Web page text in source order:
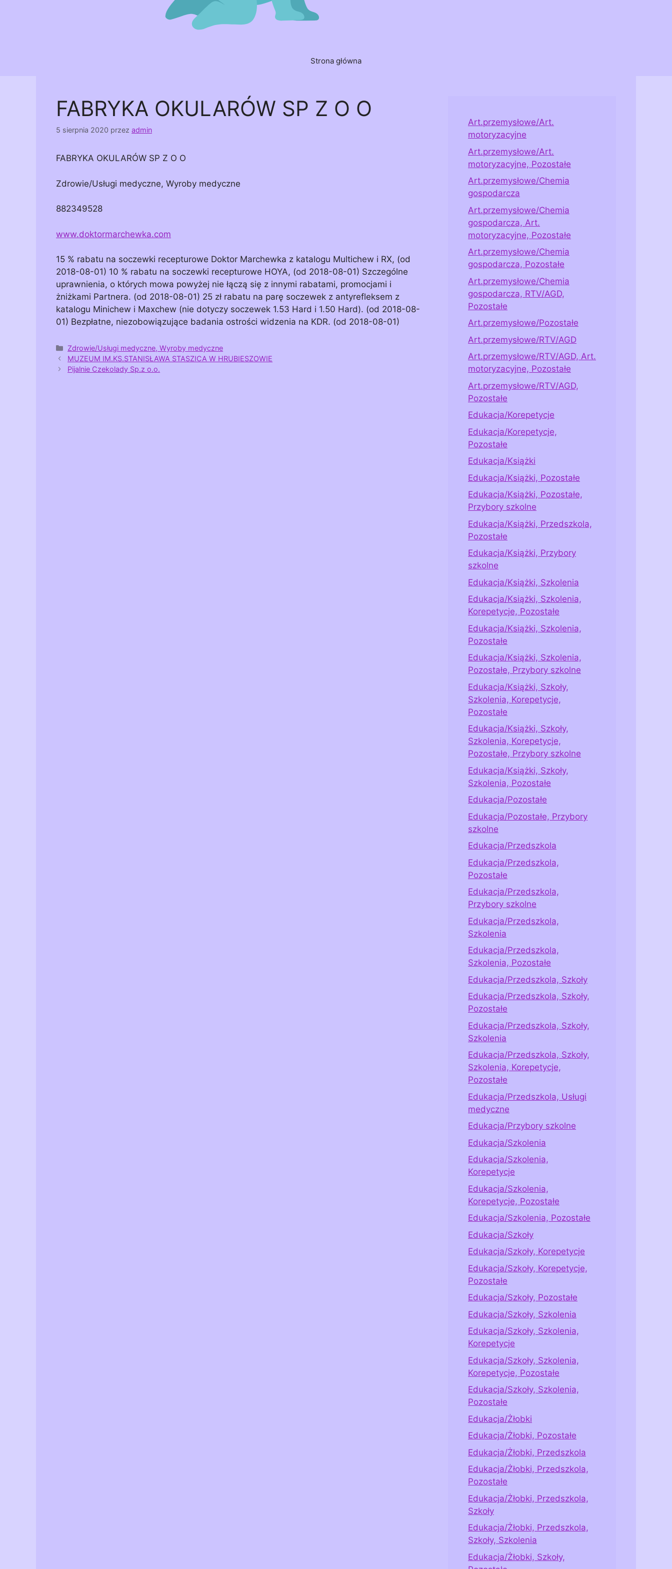
Strona główna
FABRYKA OKULARÓW SP Z O O
5 sierpnia 2020 przez admin
FABRYKA OKULARÓW SP Z O O
Zdrowie/Usługi medyczne, Wyroby medyczne
882349528
www.doktormarchewka.com
15 % rabatu na soczewki recepturowe Doktor Marchewka z katalogu Multichew i RX, (od
2018-08-01) 10 % rabatu na soczewki recepturowe HOYA, (od 2018-08-01) Szczególne
uprawnienia, o których mowa powyżej nie łączą się z innymi rabatami, promocjami i
żniżkami Partnera. (od 2018-08-01) 25 zł rabatu na parę soczewek z antyrefleksem z
katalogu Minichew i Maxchew (nie dotyczy soczewek 1.53 Hard i 1.50 Hard). (od 2018-08-
01) Bezpłatne, niezobowiązujące badania ostrości widzenia na KDR. (od 2018-08-01)
Kategorie
Zdrowie/Usługi medyczne, Wyroby medyczne
MUZEUM IM.KS.STANISŁAWA STASZICA W HRUBIESZOWIE
Pijalnie Czekolady Sp.z o.o.
Art.przemysłowe/Art.
motoryzacyjne
Art.przemysłowe/Art.
motoryzacyjne, Pozostałe
Art.przemysłowe/Chemia
gospodarcza
Art.przemysłowe/Chemia
gospodarcza, Art.
motoryzacyjne, Pozostałe
Art.przemysłowe/Chemia
gospodarcza, Pozostałe
Art.przemysłowe/Chemia
gospodarcza, RTV/AGD,
Pozostałe
Art.przemysłowe/Pozostałe
Art.przemysłowe/RTV/AGD
Art.przemysłowe/RTV/AGD, Art.
motoryzacyjne, Pozostałe
Art.przemysłowe/RTV/AGD,
Pozostałe
Edukacja/Korepetycje
Edukacja/Korepetycje,
Pozostałe
Edukacja/Książki
Edukacja/Książki, Pozostałe
Edukacja/Książki, Pozostałe,
Przybory szkolne
Edukacja/Książki, Przedszkola,
Pozostałe
Edukacja/Książki, Przybory
szkolne
Edukacja/Książki, Szkolenia
Edukacja/Książki, Szkolenia,
Korepetycje, Pozostałe
Edukacja/Książki, Szkolenia,
Pozostałe
Edukacja/Książki, Szkolenia,
Pozostałe, Przybory szkolne
Edukacja/Książki, Szkoły,
Szkolenia, Korepetycje,
Pozostałe
Edukacja/Książki, Szkoły,
Szkolenia, Korepetycje,
Pozostałe, Przybory szkolne
Edukacja/Książki, Szkoły,
Szkolenia, Pozostałe
Edukacja/Pozostałe
Edukacja/Pozostałe, Przybory
szkolne
Edukacja/Przedszkola
Edukacja/Przedszkola,
Pozostałe
Edukacja/Przedszkola,
Przybory szkolne
Edukacja/Przedszkola,
Szkolenia
Edukacja/Przedszkola,
Szkolenia, Pozostałe
Edukacja/Przedszkola, Szkoły
Edukacja/Przedszkola, Szkoły,
Pozostałe
Edukacja/Przedszkola, Szkoły,
Szkolenia
Edukacja/Przedszkola, Szkoły,
Szkolenia, Korepetycje,
Pozostałe
Edukacja/Przedszkola, Usługi
medyczne
Edukacja/Przybory szkolne
Edukacja/Szkolenia
Edukacja/Szkolenia,
Korepetycje
Edukacja/Szkolenia,
Korepetycje, Pozostałe
Edukacja/Szkolenia, Pozostałe
Edukacja/Szkoły
Edukacja/Szkoły, Korepetycje
Edukacja/Szkoły, Korepetycje,
Pozostałe
Edukacja/Szkoły, Pozostałe
Edukacja/Szkoły, Szkolenia
Edukacja/Szkoły, Szkolenia,
Korepetycje
Edukacja/Szkoły, Szkolenia,
Korepetycje, Pozostałe
Edukacja/Szkoły, Szkolenia,
Pozostałe
Edukacja/Żłobki
Edukacja/Żłobki, Pozostałe
Edukacja/Żłobki, Przedszkola
Edukacja/Żłobki, Przedszkola,
Pozostałe
Edukacja/Żłobki, Przedszkola,
Szkoły
Edukacja/Żłobki, Przedszkola,
Szkoły, Szkolenia
Edukacja/Żłobki, Szkoły,